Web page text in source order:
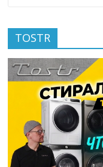
TOSTR